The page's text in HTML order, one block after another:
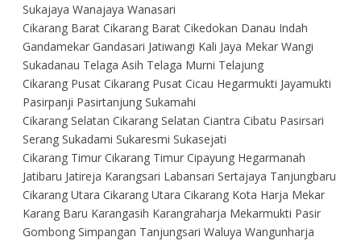
Sukajaya Wanajaya Wanasari
Cikarang Barat Cikarang Barat Cikedokan Danau Indah
Gandamekar Gandasari Jatiwangi Kali Jaya Mekar Wangi
Sukadanau Telaga Asih Telaga Murni Telajung
Cikarang Pusat Cikarang Pusat Cicau Hegarmukti Jayamukti
Pasirpanji Pasirtanjung Sukamahi
Cikarang Selatan Cikarang Selatan Ciantra Cibatu Pasirsari
Serang Sukadami Sukaresmi Sukasejati
Cikarang Timur Cikarang Timur Cipayung Hegarmanah
Jatibaru Jatireja Karangsari Labansari Sertajaya Tanjungbaru
Cikarang Utara Cikarang Utara Cikarang Kota Harja Mekar
Karang Baru Karangasih Karangraharja Mekarmukti Pasir
Gombong Simpangan Tanjungsari Waluya Wangunharja